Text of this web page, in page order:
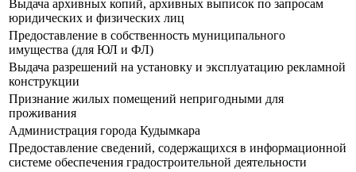
Выдача архивных копий, архивных выписок по запросам
юридических и физических лиц
Предоставление в собственность муниципального
имущества (для ЮЛ и ФЛ)
Выдача разрешений на установку и эксплуатацию рекламной
конструкции
Признание жилых помещений непригодными для
проживания
Администрация города Кудымкара
Предоставление сведений, содержащихся в информационной
системе обеспечения градостроительной деятельности